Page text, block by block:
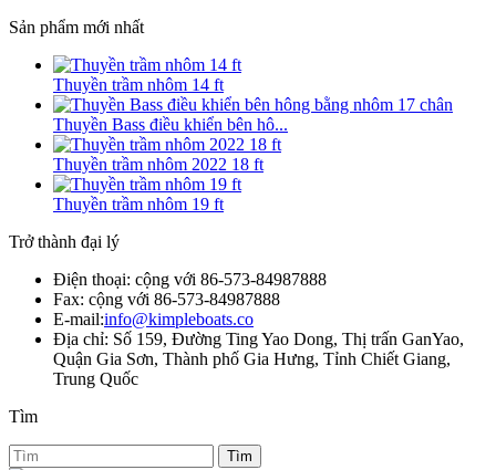
Sản phẩm mới nhất
Thuyền trầm nhôm 14 ft
Thuyền Bass điều khiển bên hô...
Thuyền trầm nhôm 2022 18 ft
Thuyền trầm nhôm 19 ft
Trở thành đại lý
Điện thoại: cộng với 86-573-84987888
Fax: cộng với 86-573-84987888
E-mail:info@kimpleboats.co
Địa chỉ: Số 159, Đường Ting Yao Dong, Thị trấn GanYao,
Quận Gia Sơn, Thành phố Gia Hưng, Tỉnh Chiết Giang,
Trung Quốc
Tìm
Tìm